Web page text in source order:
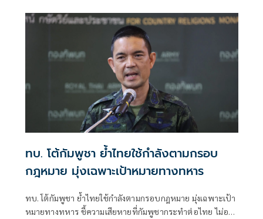
พาดพิงไทยด้วยข้อมูลที่ไม่ตรงกับความเป็นจริง
ทบ. โต้กัมพูชา ย้ำไทยใช้กำลังตามกรอบ
กฎหมาย มุ่งเฉพาะเป้าหมายทางทหาร
ทบ. โต้กัมพูชา ย้ำไทยใช้กำลังตามกรอบกฎหมาย มุ่งเฉพาะเป้า
หมายทางทหาร ชี้ความเสียหายที่กัมพูชากระทำต่อไทย ไม่อาจ